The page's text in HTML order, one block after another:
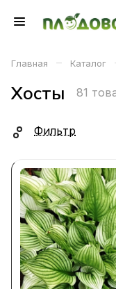
Главная – Каталог
Хосты 81
Фильтр